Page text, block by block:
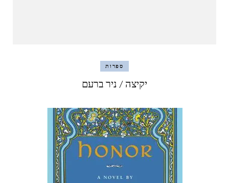
ספרות
יקיצה / ניר ברעם